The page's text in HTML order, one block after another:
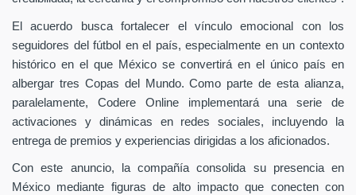
El acuerdo busca fortalecer el vínculo emocional con los
seguidores del fútbol en el país, especialmente en un contexto
histórico en el que México se convertirá en el único país en
albergar tres Copas del Mundo. Como parte de esta alianza,
paralelamente, Codere Online implementará una serie de
activaciones y dinámicas en redes sociales, incluyendo la
entrega de premios y experiencias dirigidas a los aficionados.
Con este anuncio, la compañía consolida su presencia en
México mediante figuras de alto impacto que conecten con